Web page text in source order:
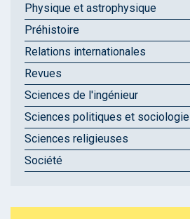
Physique et astrophysique
Préhistoire
Relations internationales
Revues
Sciences de l'ingénieur
Sciences politiques et sociologie
Sciences religieuses
Société